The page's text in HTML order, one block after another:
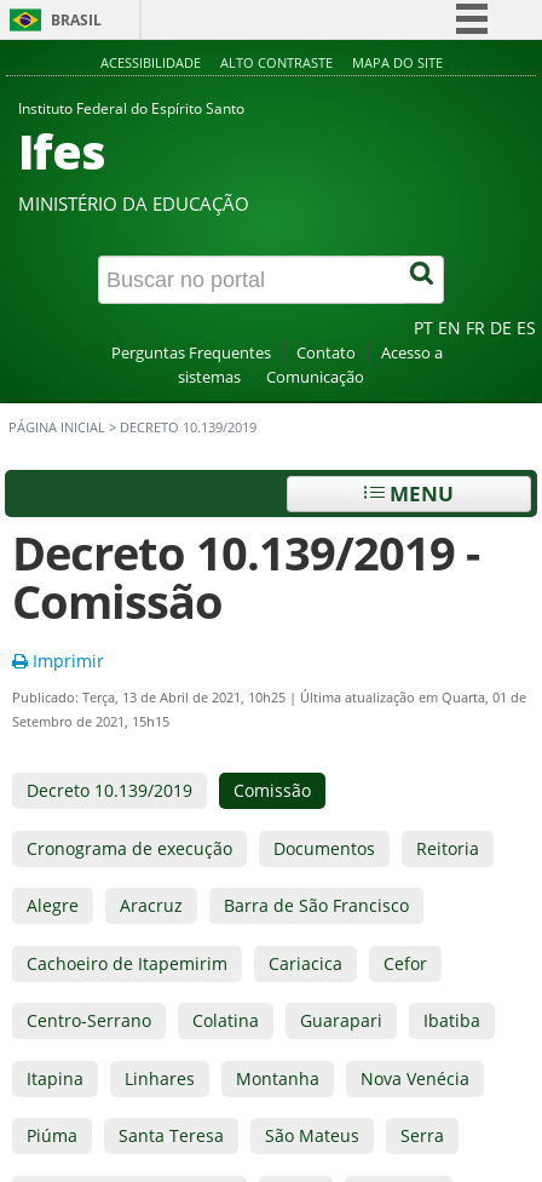
BRASIL
Simplifique!
Canais
ACESSIBILIDADE ALTO CONTRASTE MAPA DO SITE
Instituto Federal do Espírito Santo
Ifes
MINISTÉRIO DA EDUCAÇÃO
PT EN FR DE ES
Perguntas Frequentes Contato
Acesso a
sistemas
Comunicação
PÁGINA INICIAL > DECRETO 10.139/2019
MENU
Decreto 10.139/2019 -
Comissão
Imprimir
Publicado: Terça, 13 de Abril de 2021, 10h25 | Última atualização em Quarta, 01 de
Setembro de 2021, 15h15
Decreto 10.139/2019 Comissão
Cronograma de execução Documentos Reitoria
Alegre Aracruz Barra de São Francisco
Cachoeiro de Itapemirim Cariacica Cefor
Centro-Serrano Colatina Guarapari Ibatiba
Itapina Linhares Montanha Nova Venécia
Piúma Santa Teresa São Mateus Serra